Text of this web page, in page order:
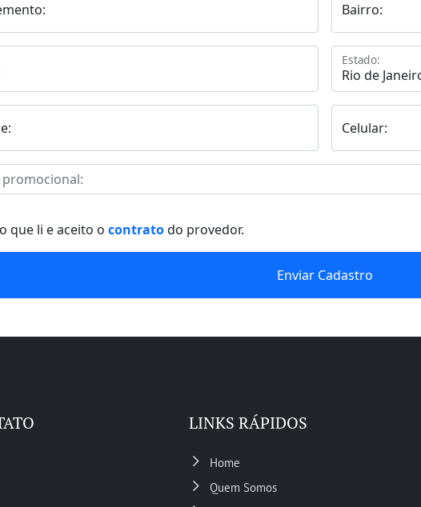
Bairro:
Estado:
Celular:
que li e aceito o contratodo provedor.
LINKS RÁPIDOS
Home
Quem Somos